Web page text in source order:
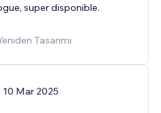
super disponible.
Tasarımı
10 Mar 2025